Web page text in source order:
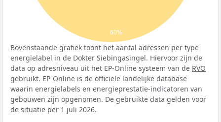
60%
Bovenstaande grafiek toont het aantal adressen per type
energielabel in de Dokter Siebingasingel. Hiervoor zijn de
data op adresniveau uit het EP-Online systeem van de RVO
gebruikt. EP-Online is de officiële landelijke database
waarin energielabels en energieprestatie-indicatoren van
gebouwen zijn opgenomen. De gebruikte data gelden voor
de situatie per 1 juli 2026.